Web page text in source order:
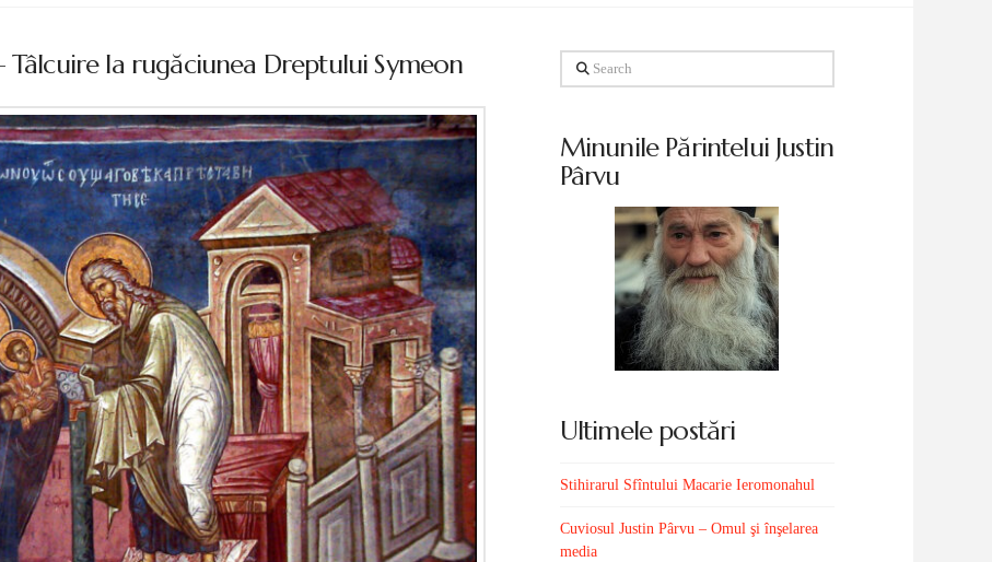
la rugăciunea Dreptului Symeon Search
Minunile Părintelui Justin
Pârvu
Ultimele postări
Stihirarul Sfîntului Macarie Ieromonahul
Cuviosul Justin Pârvu – Omul şi înşelarea
media